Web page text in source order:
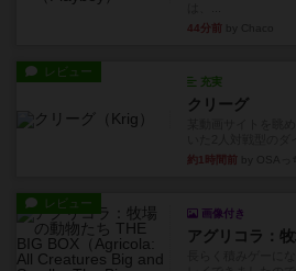
44分前
レビュー
充実
クリーグ
約1時間前
レビュー
画像付き